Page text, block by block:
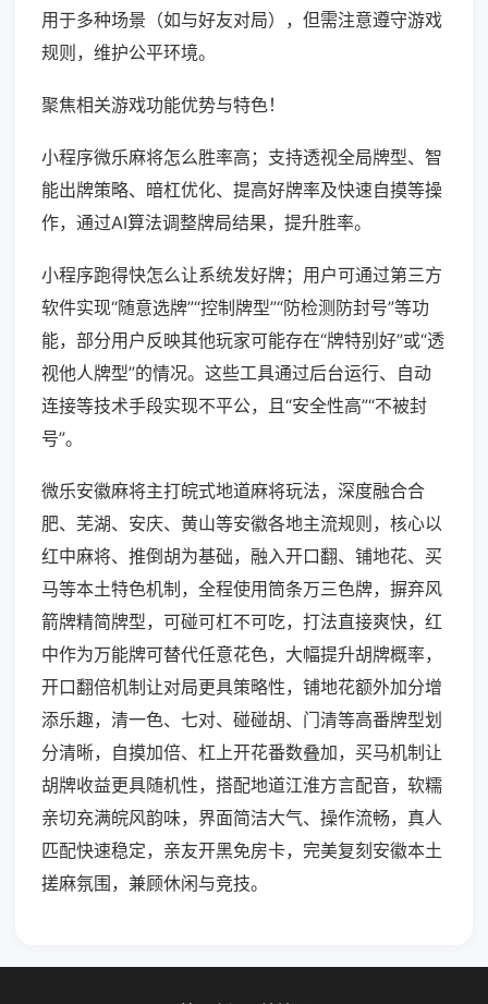
用于多种场景（如与好友对局），但需注意遵守游戏
规则，维护公平环境。
聚焦相关游戏功能优势与特色！
小程序微乐麻将怎么胜率高；支持透视全局牌型、智
能出牌策略、暗杠优化、提高好牌率及快速自摸等操
作，通过AI算法调整牌局结果，提升胜率。
小程序跑得快怎么让系统发好牌；用户可通过第三方
软件实现“随意选牌”“控制牌型”“防检测防封号”等功
能，部分用户反映其他玩家可能存在“牌特别好”或“透
视他人牌型”的情况。这些工具通过后台运行、自动
连接等技术手段实现不平公，且“安全性高”“不被封
号”。
微乐安徽麻将主打皖式地道麻将玩法，深度融合合
肥、芜湖、安庆、黄山等安徽各地主流规则，核心以
红中麻将、推倒胡为基础，融入开口翻、铺地花、买
马等本土特色机制，全程使用筒条万三色牌，摒弃风
箭牌精简牌型，可碰可杠不可吃，打法直接爽快，红
中作为万能牌可替代任意花色，大幅提升胡牌概率，
开口翻倍机制让对局更具策略性，铺地花额外加分增
添乐趣，清一色、七对、碰碰胡、门清等高番牌型划
分清晰，自摸加倍、杠上开花番数叠加，买马机制让
胡牌收益更具随机性，搭配地道江淮方言配音，软糯
亲切充满皖风韵味，界面简洁大气、操作流畅，真人
匹配快速稳定，亲友开黑免房卡，完美复刻安徽本土
搓麻氛围，兼顾休闲与竞技。